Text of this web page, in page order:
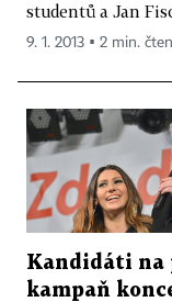
studentů a Jan
9. 1. 2013 ▪ 2 min.
Kandidáti na
kampaň